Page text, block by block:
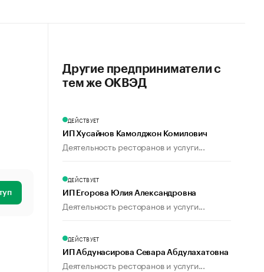
Другие предприниматели с
тем же ОКВЭД
ДЕЙСТВУЕТ
ИП Хусайнов Камолджон Комилович
Деятельность ресторанов и услуги...
ДЕЙСТВУЕТ
ИП Егорова Юлия Александровна
Деятельность ресторанов и услуги...
ДЕЙСТВУЕТ
ИП Абдунасирова Севара Абдулахатовна
Деятельность ресторанов и услуги...